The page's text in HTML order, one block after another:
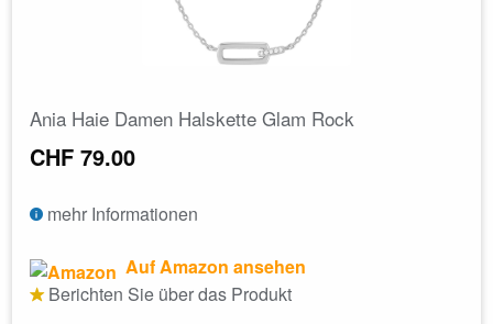
Ania Haie Damen Halskette Glam Rock
CHF 79.00
mehr Informationen
Auf Amazon ansehen
Berichten Sie über das Produkt